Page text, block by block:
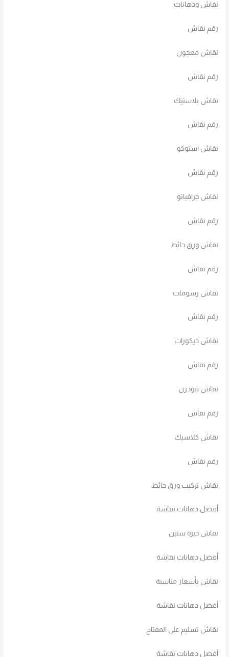
نقاش ودهانات
رقم نقاش
نقاش معجون
رقم نقاش
نقاش بلاستيك
رقم نقاش
نقاش استوكو
رقم نقاش
نقاش جرافياتو
رقم نقاش
نقاش ورق حائط
رقم نقاش
نقاش رسومات
رقم نقاش
نقاش ديكورات
رقم نقاش
نقاش مودرن
رقم نقاش
نقاش كلاسيك
رقم نقاش
نقاش تركيب ورق حائط
أفضل دهانات نقاشة
نقاش خبرة سنين
أفضل دهانات نقاشة
نقاش بأسعار مناسبة
أفضل دهانات نقاشة
نقاش تسليم على المفتاح
أفضل دهانات نقاشة